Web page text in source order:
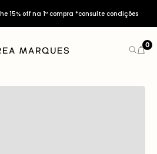
15% off na 1ª compra *consulte condições
0